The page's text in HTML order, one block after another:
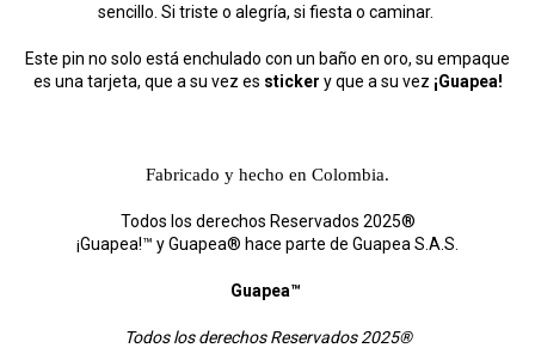
sencillo. Si triste o alegría, si fiesta o caminar.
Este pin no solo está enchulado con un baño en oro, su empaque
es una tarjeta, que a su vez es sticker y que a su vez ¡Guapea!
Fabricado y hecho en Colombia.
Todos los derechos Reservados 2025®
¡Guapea!™ y Guapea® hace parte de Guapea S.A.S.
Guapea™
Todos los derechos Reservados 2025®